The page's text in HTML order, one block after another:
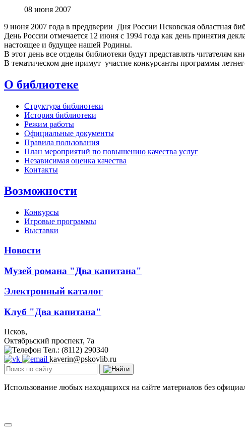
08 июня 2007
9 июня 2007 года в преддверии Дня России Псковская областная
День России отмечается 12 июня с 1994 года как день принятия
настоящее и будущее нашей Родины.
В этот день все отделы библиотеки будут представлять
В тематическом дне примут участие конкурсанты программы
О библиотеке
Структура библиотеки
История библиотеки
Режим работы
Официальные документы
Правила пользования
План мероприятий по повышению качества услуг
Независимая оценка качества
Контакты
Возможности
Конкурсы
Игровые программы
Выставки
Новости
Музей романа "Два капитана"
Электронный каталог
Клуб "Два капитана"
Псков,
Октябрьский проспект, 7a
Тел.: (8112) 290340
kaverin@pskovlib.ru
Использование любых находящихся на сайте материалов без